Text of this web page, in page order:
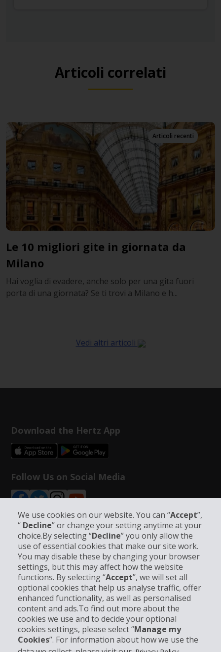
We use cookies on our website. You can “Accept”,
“ Decline” or change your setting anytime at your
choice.By selecting “Decline” you only allow the
use of essential cookies that make our site work.
You may disable these by changing your browser
settings, but this may affect how the website
functions. By selecting “Accept”, we will set all
optional cookies that help us analyse traffic, offer
enhanced functionality, as well as personalised
content and ads.To find out more about the
cookies we use and to decide your optional
cookies settings, please select “Manage my
Cookies”. For information about how we use the
Articoli correlati
Articoli recenti
Le 10 migliori gite in giornata da
Milano
Hai voglia di evadere, anche solo per una gita fuori
porta di una giornata? Se ti trovi a Milano e h...
Vedi altri articoli
Download the Hertz App
Follow Us on Social Media
Info su Hertz
Business
Customer Service
Prenota con Hertz